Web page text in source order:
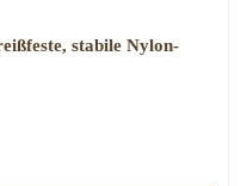
stabile Nylon-